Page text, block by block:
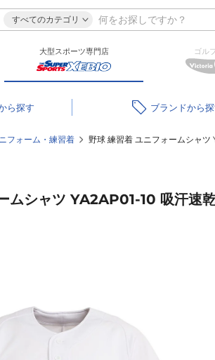
すべてのカテゴリ
大型スポーツ専門店 ゴル
ブランド
フォーム・練習着 野球 練習着 ユニフォームシャ
ムシャツ YA2AP01-10 吸汗速